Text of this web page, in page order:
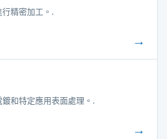
精密加工。.
→
和特定應用表面處理。.
→